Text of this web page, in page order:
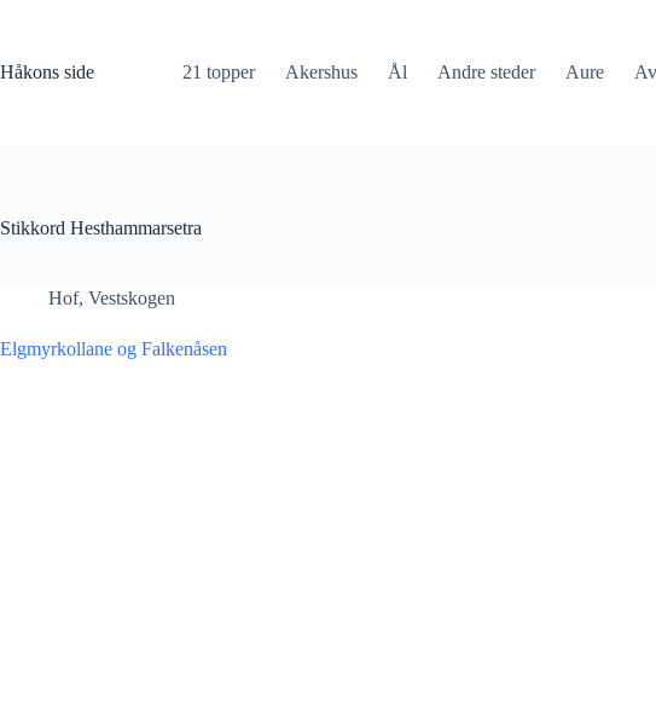
Håkons side
21 topper Akershus Ål Andre steder Aure
Stikkord Hesthammarsetra
Hof, Vestskogen
Elgmyrkollane og Falkenåsen